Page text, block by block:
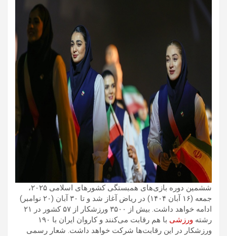
ششمین دوره بازی‌های همبستگی کشورهای اسلامی ۲۰۲۵،
جمعه (۱۶ آبان ۱۴۰۴) در ریاض آغاز شد و تا ۳۰ آبان (۲۰ نوامبر)
ادامه خواهد داشت. بیش از ۳۵۰۰ ورزشکار از ۵۷ کشور در ۲۱
رشته ورزشی
با هم رقابت می‌کنند و کاروان ایران با ۱۹۰
ورزشکار در این رقابت‌ها شرکت خواهد داشت. شعار رسمی